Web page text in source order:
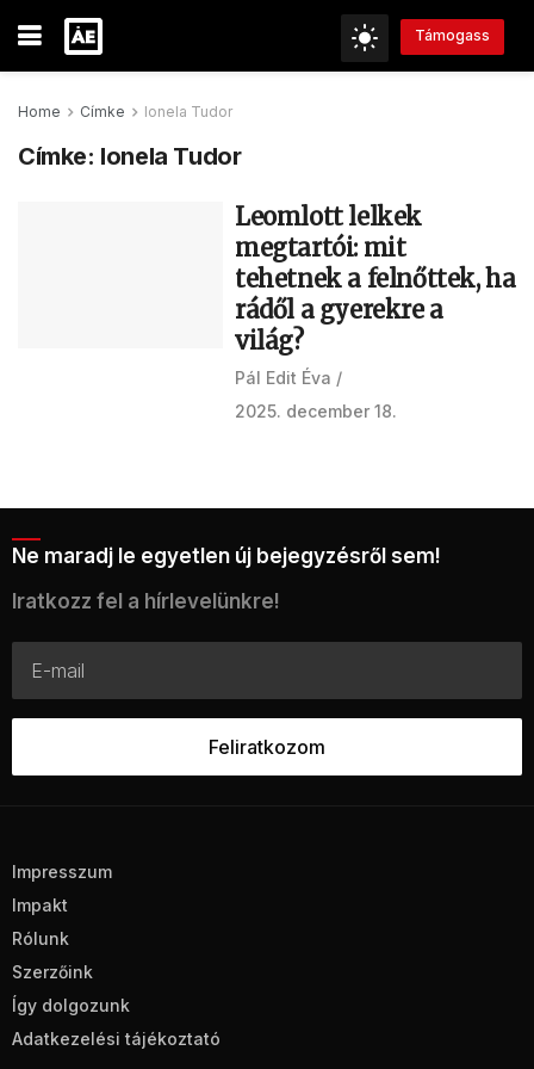
Támogass
Home Címke Ionela Tudor
Címke: Ionela Tudor
Leomlott lelkek
megtartói: mit
tehetnek a felnőttek, ha
rádől a gyerekre a
világ?
Pál Edit Éva
2025. december 18.
Ne maradj le egyetlen új bejegyzésről sem!
Iratkozz fel a hírlevelünkre!
Impresszum
Impakt
Rólunk
Szerzőink
Így dolgozunk
Adatkezelési tájékoztató